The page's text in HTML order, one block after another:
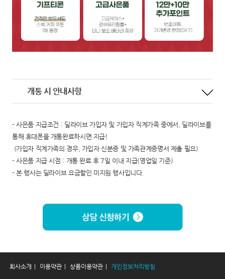
개통 시 안내사항
- 사은품 지급조건 : 딜라이브 가입자 및 가입자 직계가족 중에서, 딜라이브를
통해 휴대폰을 개통완료하시면 지급!
(가입자 직계가족의 경우, 가입자 신분증 및 가족관계증명서 제출 필요)
- 사은품 지급 시점 : 개통 완료 후 7일 이내 지급(영업일 기준)
- 본 행사는 딜라이브 요금할인 미지원 행사입니다.
회사소개 이용약관 상품이용약관 개인정보처리방침